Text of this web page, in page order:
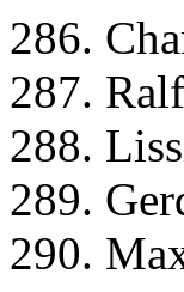
286.
287.
288.
289.
290.